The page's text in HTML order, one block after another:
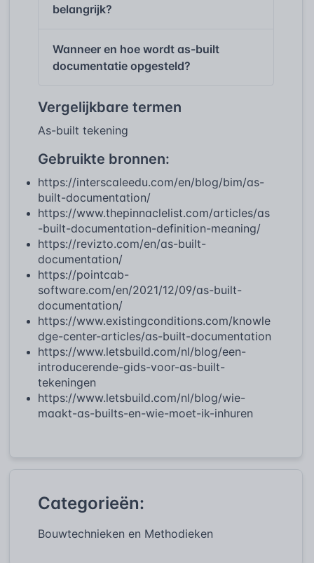
belangrijk?
Wanneer en hoe wordt as-built
documentatie opgesteld?
Vergelijkbare termen
As-built tekening
Gebruikte bronnen:
https://interscaleedu.com/en/blog/bim/as-
built-documentation/
https://www.thepinnaclelist.com/articles/as
-built-documentation-definition-meaning/
https://revizto.com/en/as-built-
documentation/
https://pointcab-
software.com/en/2021/12/09/as-built-
documentation/
https://www.existingconditions.com/knowle
dge-center-articles/as-built-documentation
https://www.letsbuild.com/nl/blog/een-
introducerende-gids-voor-as-built-
tekeningen
https://www.letsbuild.com/nl/blog/wie-
maakt-as-builts-en-wie-moet-ik-inhuren
Categorieën:
Bouwtechnieken en Methodieken